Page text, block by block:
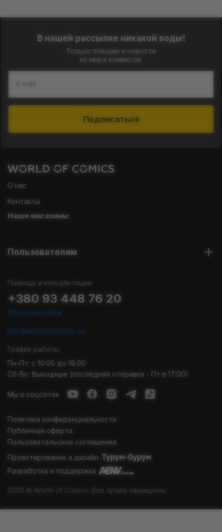
В нашей рассылке никакой воды!
Только плюшки и новости
из мира комиксов.
E-mail
Подписаться
О нас
Контакты
Наши магазины:
Пользователям
Помощь и консультация
+380 93 448 76 20
Обратная связь
info@worldofcomics.ua
График работы
Пн-Пт: с 10:00 до 18:00
Сб-Вс: Выходные (последняя отправка - Пт в 17:00)
Мы в соцсетях
Политика конфиденциальности
Публичная оферта
Пользовательское соглашение
Проектирование и дизайн
Разработка и поддержка
2026 © World of Comics. Все права защищены.